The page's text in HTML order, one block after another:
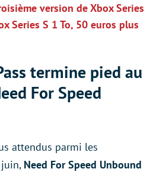
version de Xbox Series
Series S 1 To, 50 euros plus
termine pied au
For Speed
attendus parmi les
Need For Speed Unbound